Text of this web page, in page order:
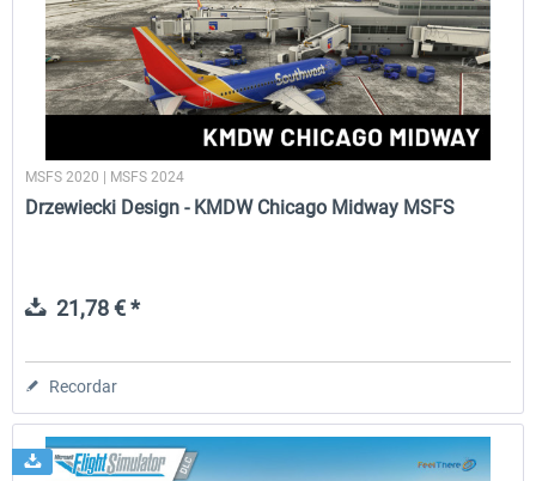
MSFS 2020 | MSFS 2024
Drzewiecki Design - KMDW Chicago Midway MSFS
21,78 € *
Recordar